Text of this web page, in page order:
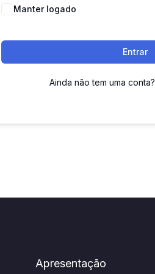
Manter logado
Entrar
Ainda não tem uma conta?
Apresentação